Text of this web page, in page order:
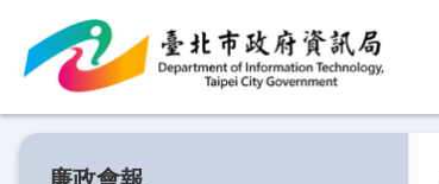
跳到主要內容區塊